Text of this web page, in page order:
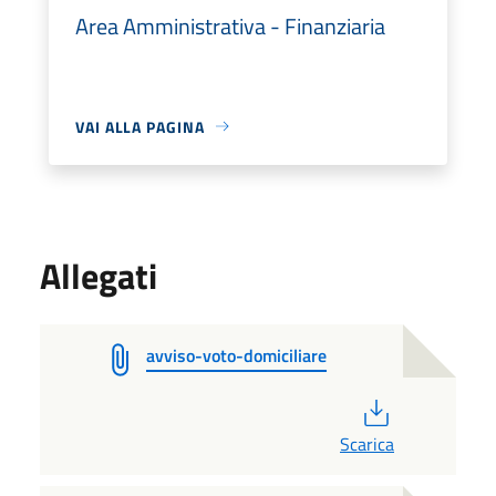
Area Amministrativa - Finanziaria
VAI ALLA PAGINA
Allegati
avviso-voto-domiciliare
Scarica